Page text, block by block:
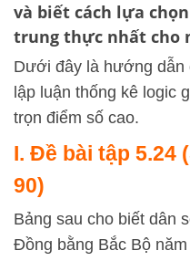
và biết cách lựa
trung thực nhất cho
Dưới đây là hướng
lập luận thống kê logic
trọn điểm số cao.
I. Đề bài tập 5.24
90)
Bảng sau cho biết dân
Đồng bằng Bắc Bộ